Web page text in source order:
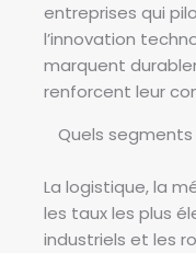
entreprises qui
l’innovation
marquent
renforcent leur
Quels
La logistique, la
les taux les plus
industriels et les